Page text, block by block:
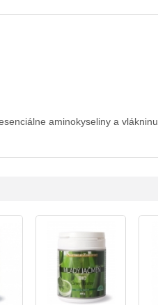
aminokyseliny a vlákninu.